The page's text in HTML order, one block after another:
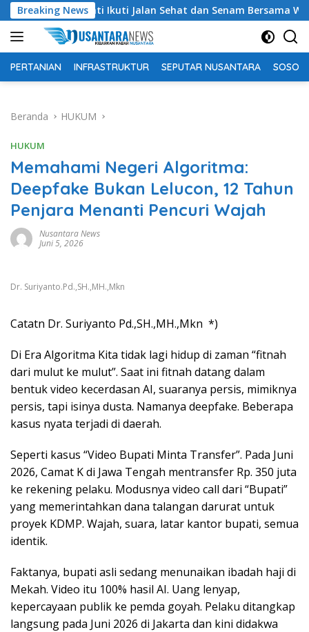
Langsung
ke
konten
Breaking News
Ikuti Jalan Sehat dan Senam Bersama Warga
PERTANIAN INFRASTRUKTUR SEPUTAR NUSANTARA SOSOK
Beranda HUKUM
HUKUM
Memahami Negeri Algoritma:
Deepfake Bukan Lelucon, 12 Tahun
Penjara Menanti Pencuri Wajah
Nusantara News
Juni 5, 2026
Dr. Suriyanto.Pd.,SH.,MH.,Mkn
Catatn Dr. Suriyanto Pd.,SH.,MH.,Mkn *)
Di Era Algoritma Kita tidak lagi hidup di zaman “fitnah
dari mulut ke mulut”. Saat ini fitnah datang dalam
bentuk video kecerdasan AI, suaranya persis, mimiknya
persis, tapi isinya dusta. Namanya deepfake. Beberapa
kasus nyata terjadi di daerah.
Seperti kasus “Video Bupati Minta Transfer”. Pada Juni
2026, Camat K di Jawa Tengah mentransfer Rp. 350 juta
ke rekening pelaku. Modusnya video call dari “Bupati”
yang memerintahkan dana talangan darurat untuk
proyek KDMP. Wajah, suara, latar kantor bupati, semua
identik.
Faktanya, bupati asli sedang menunaikan ibadah haji di
Mekah. Video itu 100% hasil AI. Uang lenyap,
kepercayaan publik ke pemda goyah. Pelaku ditangkap
langsung pada Juni 2026 di Jakarta dan kini didakwa